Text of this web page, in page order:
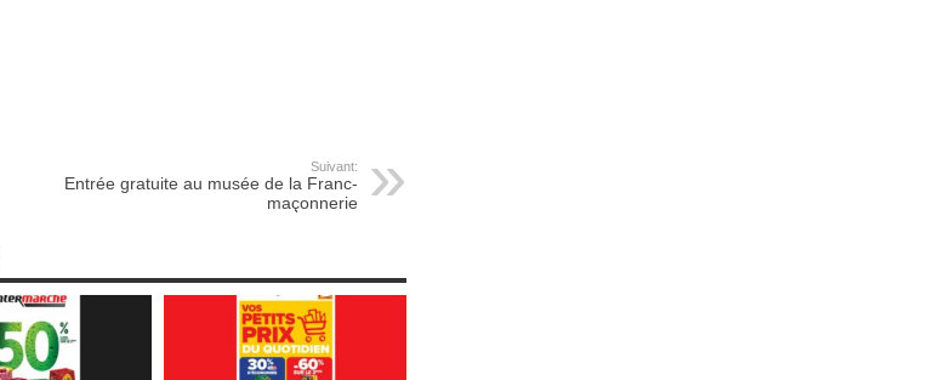
Suivant:
Entrée gratuite au musée de la Franc-
maçonnerie